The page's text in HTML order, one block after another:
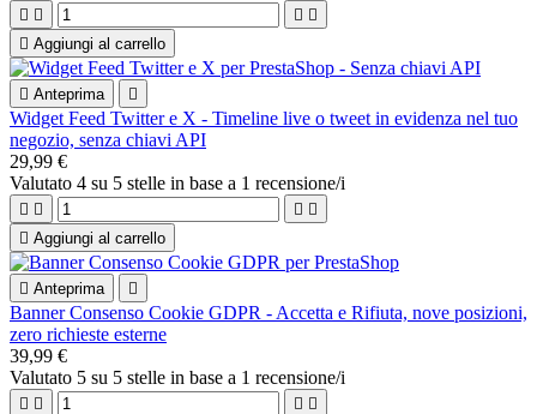
   
 Aggiungi al carrello
 Anteprima 
Widget Feed Twitter e X - Timeline live o tweet in evidenza nel tuo
negozio, senza chiavi API
29,99 €
Valutato 4 su 5 stelle in base a 1 recensione/i
   
 Aggiungi al carrello
 Anteprima 
Banner Consenso Cookie GDPR - Accetta e Rifiuta, nove posizioni,
zero richieste esterne
39,99 €
Valutato 5 su 5 stelle in base a 1 recensione/i
   